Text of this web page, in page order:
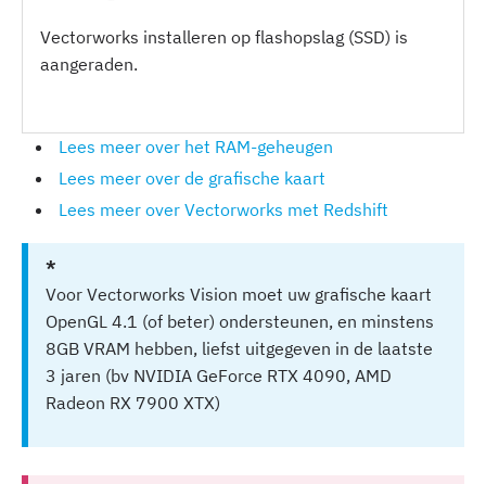
Vectorworks installeren op flashopslag (SSD) is
aangeraden.
Lees meer over het RAM-geheugen
Lees meer over de grafische kaart
Lees meer over Vectorworks met Redshift
*
Voor Vectorworks Vision moet uw grafische kaart
OpenGL 4.1 (of beter) ondersteunen, en minstens
8GB VRAM hebben, liefst uitgegeven in de laatste
3 jaren (bv NVIDIA GeForce RTX 4090, AMD
Radeon RX 7900 XTX)